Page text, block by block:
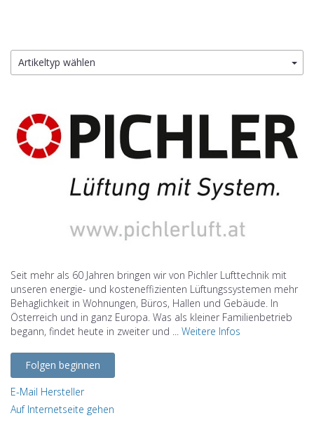
Artikeltyp wählen
Seit mehr als 60 Jahren bringen wir von Pichler Lufttechnik mit
unseren energie- und kosteneffizienten Lüftungssystemen mehr
Behaglichkeit in Wohnungen, Büros, Hallen und Gebäude. In
Österreich und in ganz Europa. Was als kleiner Familienbetrieb
begann, findet heute in zweiter und ... Weitere Infos
Folgen beginnen
E-Mail Hersteller
Auf Internetseite gehen